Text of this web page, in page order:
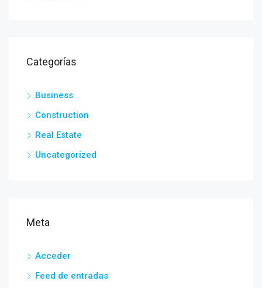
Categorías
Business
Construction
Real Estate
Uncategorized
Meta
Acceder
Feed de entradas